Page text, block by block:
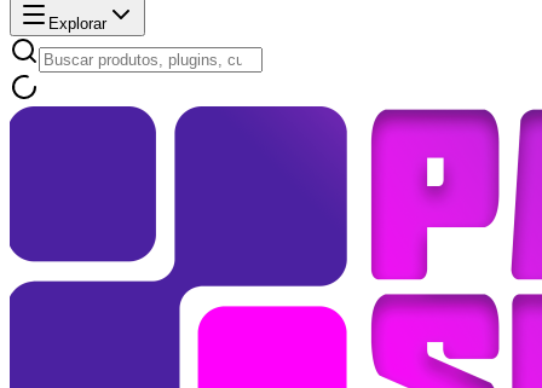
Explorar